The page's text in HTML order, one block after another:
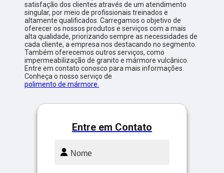
satisfação dos clientes através de um atendimento
singular, por meio de profissionais treinados e
altamente qualificados. Carregamos o objetivo de
oferecer os nossos produtos e serviços com a mais
alta qualidade, priorizando sempre as necessidades de
cada cliente, a empresa nos destacando no segmento.
Também oferecemos outros serviços, como
impermeabilização de granito e mármore vulcânico.
Entre em contato conosco para mais informações.
Conheça o nosso serviço de
polimento de mármore.
Entre em Contato